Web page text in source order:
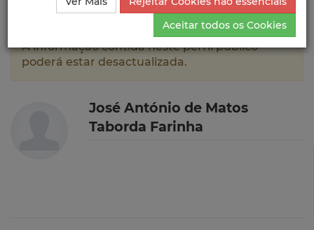
Taborda Farinha
Currículo
A informação contida neste perfil público
poderá estar desactualizada.
José António de Matos
Taborda Farinha
Aceitar todos os Cookies